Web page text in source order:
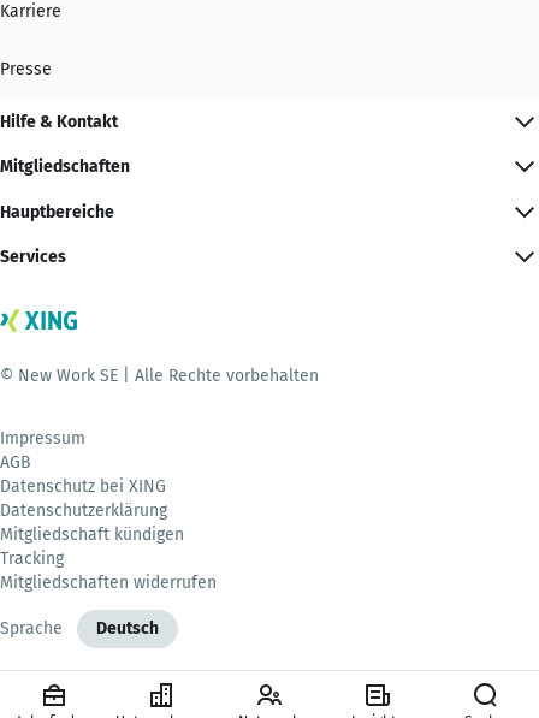
Karriere
Presse
Hilfe & Kontakt
Mitgliedschaften
Hauptbereiche
Services
© New Work SE | Alle Rechte vorbehalten
Impressum
AGB
Datenschutz bei XING
Datenschutzerklärung
Mitgliedschaft kündigen
Tracking
Mitgliedschaften widerrufen
Sprache Deutsch